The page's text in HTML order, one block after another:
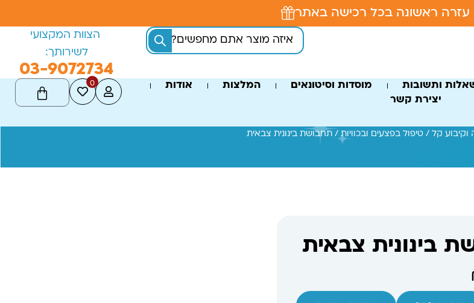
ראשונה בכל רכישה באתר
הצוות המקצועי
לשירותך:
03-9072734
ותשובות מוסדות וסיטונאים המלצות
אודות
יצירת קשר
0
וקיבוע קל / טיפול בפצעים ובכוויות / תחבושת בינונית צבאית
בינונית צבאית